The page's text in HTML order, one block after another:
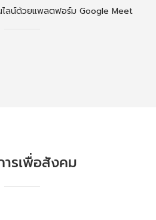
ไลน์ด้วยแพลตฟอร์ม Google Meet
ารเพื่อสังคม